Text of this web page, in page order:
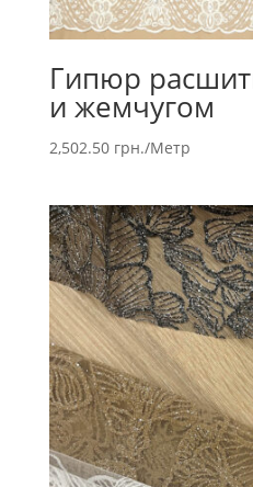
Гипюр
и жемчугом
2,502.50 грн./Метр